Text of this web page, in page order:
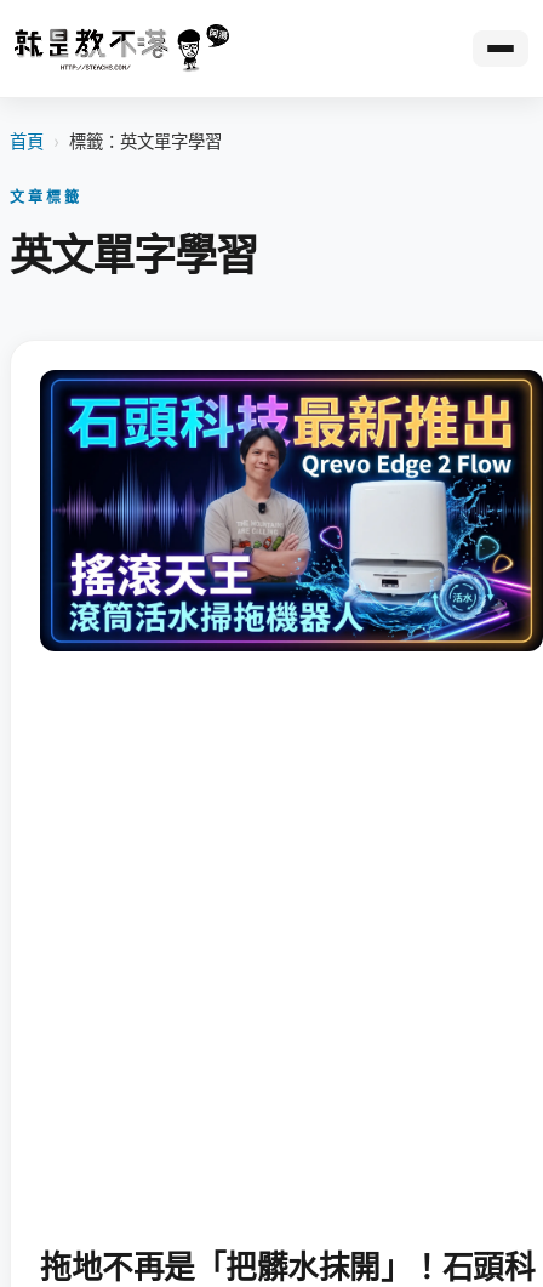
首頁 › 標籤：英文單字學習
文章標籤
英文單字學習
拖地不再是「把髒水抹開」！石頭科